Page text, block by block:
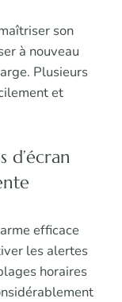
son
à nouveau
Plusieurs
et
d’écran
efficace
les alertes
horaires